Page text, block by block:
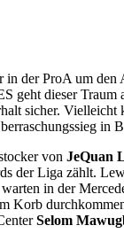
der ProA um
dieser Traum
sicher.
in
von JeQuan
der Liga zählt.
in der
Korb
Selom